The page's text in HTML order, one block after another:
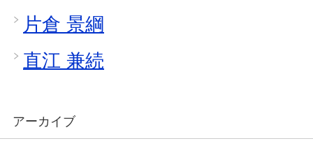
片倉 景綱
直江 兼続
アーカイブ